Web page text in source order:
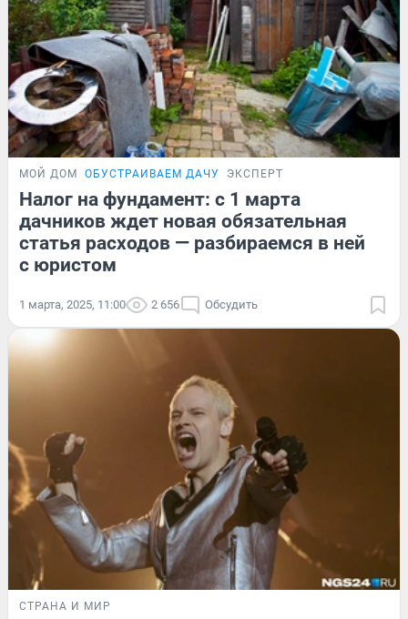
МОЙ ДОМ ОБУСТРАИВАЕМ ДАЧУ ЭКСПЕРТ
Налог на фундамент: с 1 марта
дачников ждет новая обязательная
статья расходов — разбираемся в ней
с юристом
1 марта, 2025, 11:00 2 656 Обсудить
СТРАНА И МИР